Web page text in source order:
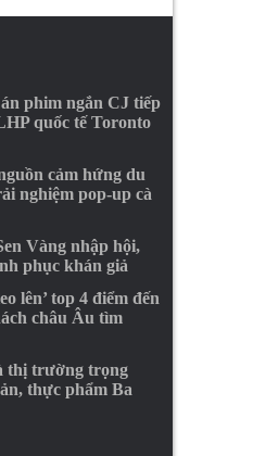
phim ngắn CJ tiếp
quốc tế Toronto
cảm hứng du
nghiệm pop-up cà
Vàng nhập hội,
phục khán giả
lên’ top 4 điểm đến
châu Âu tìm
thị trường trọng
thực phẩm Ba